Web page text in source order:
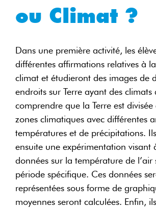
ou Climat ?
Dans une première activité, les
différentes affirmations relatives à
climat et étudieront des images de
endroits sur Terre ayant des
comprendre que la Terre est
zones climatiques avec différentes
températures et de précipitations.
ensuite une expérimentation visant
données sur la température de l’air
période spécifique. Ces données
représentées sous forme de
moyennes seront calculées. Enfin,